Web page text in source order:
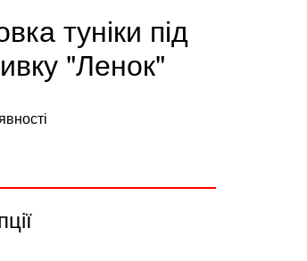
туніки під
"Ленок"